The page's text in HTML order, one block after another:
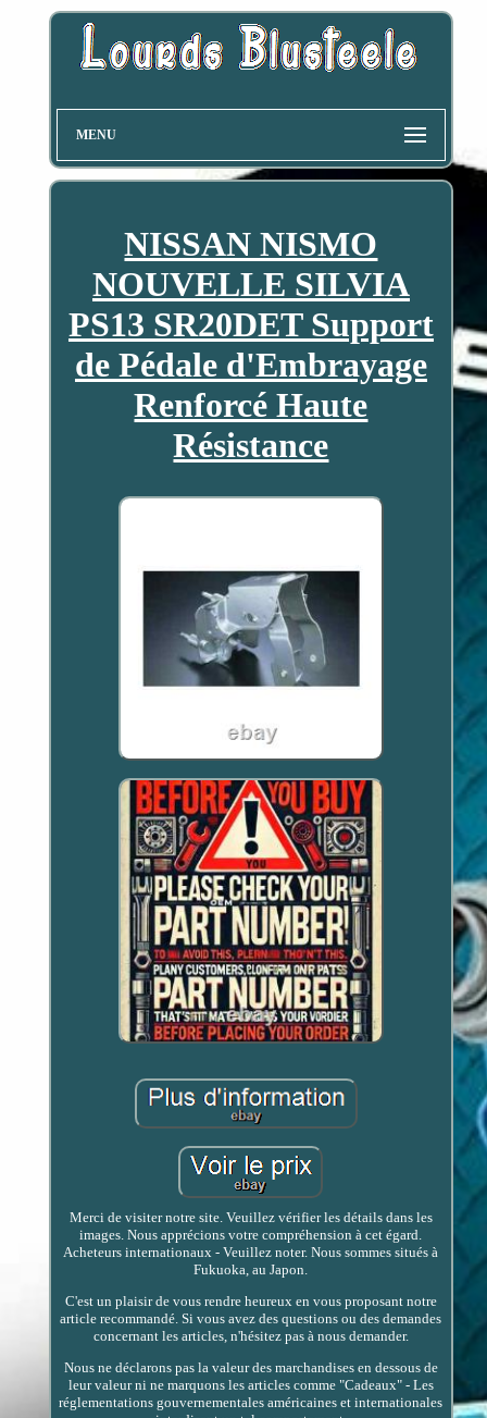
MENU
NISSAN NISMO
NOUVELLE SILVIA
PS13 SR20DET Support
de Pédale d'Embrayage
Renforcé Haute
Résistance
Merci de visiter notre site. Veuillez vérifier les détails dans les
images. Nous apprécions votre compréhension à cet égard.
Acheteurs internationaux - Veuillez noter. Nous sommes situés à
Fukuoka, au Japon.
C'est un plaisir de vous rendre heureux en vous proposant notre
article recommandé. Si vous avez des questions ou des demandes
concernant les articles, n'hésitez pas à nous demander.
Nous ne déclarons pas la valeur des marchandises en dessous de
leur valeur ni ne marquons les articles comme "Cadeaux" - Les
réglementations gouvernementales américaines et internationales